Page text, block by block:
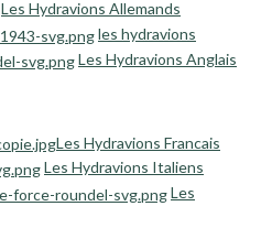
Les Hydravions Allemands
les hydravions
Les Hydravions Anglais
Les Hydravions Francais
Les Hydravions Italiens
Les